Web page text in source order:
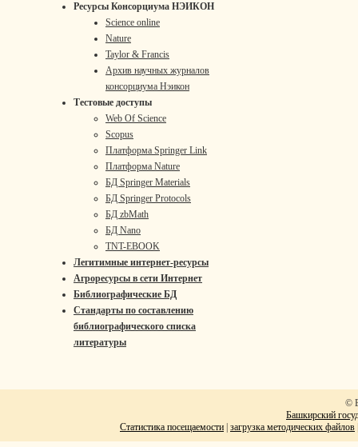
Ресурсы Консорциума НЭИКОН
Science online
Nature
Taylor & Francis
Архив научных журналов
консорциума Нэикон
Тестовые доступы
Web Of Science
Scopus
Платформа Springer Link
Платформа Nature
БД Springer Materials
БД Springer Protocols
БД zbMath
БД Nano
TNT-EBOOK
Легитимные интернет-ресурсы
Агроресурсы в сети Интернет
Библиографические БД
Стандарты по составлению
библиографического списка
литературы
©
Башкирский
Статистика посещаемости загрузка методических файлов